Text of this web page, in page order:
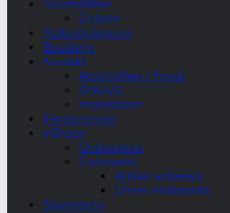
Sportstätten
Galerie
Hallenbelegung
Bouldern
Kontakt
Anschriften / Email
DSGVO
Impressum
Förderverein
eShops
Onlineshop
Flohmarkt
Artikel anbieten
Unser Flohmarkt
Sponsoren